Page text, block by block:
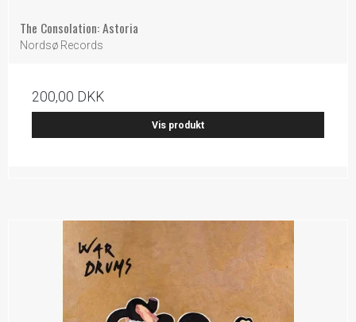
The Consolation: Astoria
Nordsø Records
200,00 DKK
Vis produkt